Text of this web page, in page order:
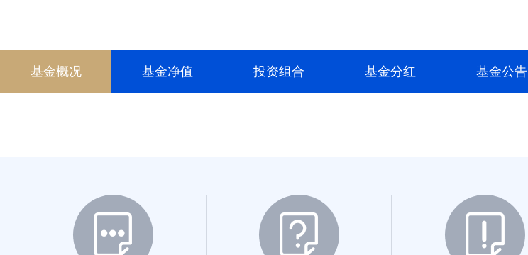
基金概况 基金净值 投资组合 基金分红 基金公告